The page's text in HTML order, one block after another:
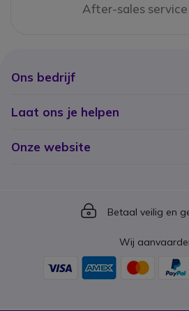
After-sales service
Ons bedrijf
Laat ons je helpen
Onze website
Icon
Betaal veilig en
Wij